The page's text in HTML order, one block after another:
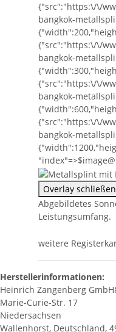
{"src":"https:\/\/
bangkok-
{"src":"https:\/\/
bangkok-
{"src":"https:\/\/
bangkok-
{"src":"https:\/\/
bangkok-
Overlay schließen
Abgebildetes
Leistungsumfang.
weitere
Herstellerinformationen:
Heinrich Zangenberg
Marie-Curie-Str. 17
Niedersachsen
Wallenhorst, Deutschland,